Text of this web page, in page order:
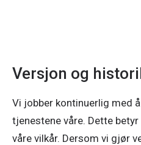
Versjon og
Vi jobber kontinuerlig med
tjenestene våre. Dette
våre vilkår. Dersom vi gjør